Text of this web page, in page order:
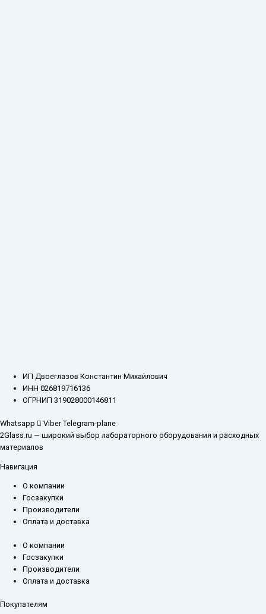
ИП Двоеглазов Константин Михайлович
ИНН 026819716136
ОГРНИП 319028000146811
Whatsapp Viber Telegram-plane
2Glass.ru — широкий выбор лабораторного оборудования и расходных
материалов
Навигация
О компании
Госзакупки
Производители
Оплата и доставка
О компании
Госзакупки
Производители
Оплата и доставка
Покупателям